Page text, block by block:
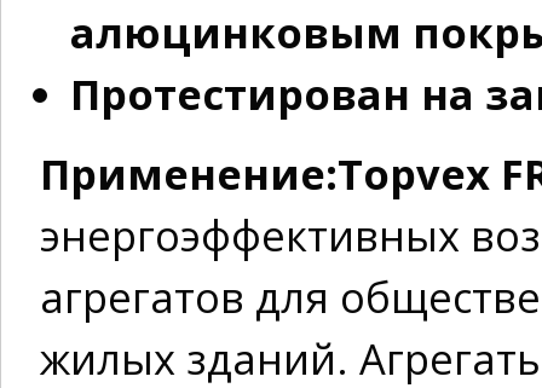
алюцинковым
Протестирован на
Применение:Topvex
энергоэффективных
агрегатов для
жилых зданий.